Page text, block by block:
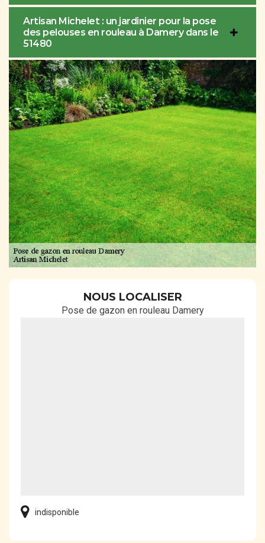
Artisan Michelet : un jardinier pour la pose
des pelouses en rouleau à Damery dans le
51480
NOUS LOCALISER
Pose de gazon en rouleau Damery
indisponible